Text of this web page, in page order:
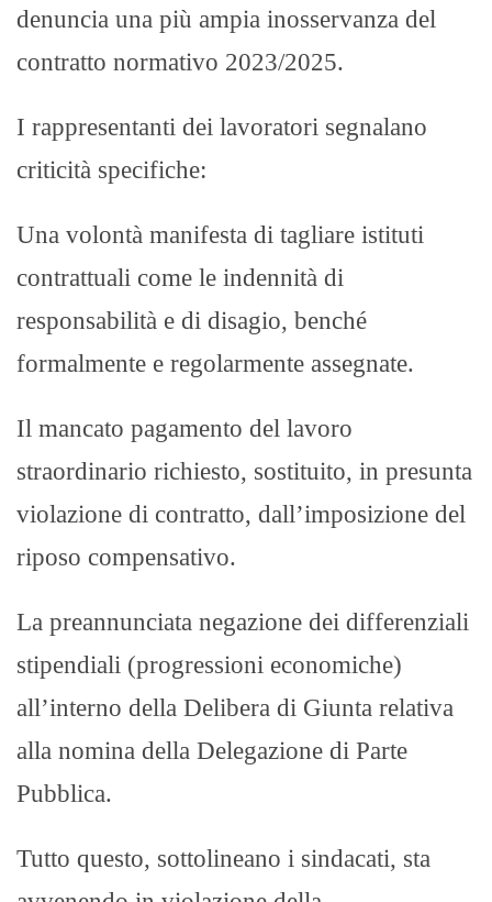
denuncia una più ampia inosservanza del
contratto normativo 2023/2025.
I rappresentanti dei lavoratori segnalano
criticità specifiche: ​
Una volontà manifesta di tagliare istituti
contrattuali come le indennità di
responsabilità e di disagio, benché
formalmente e regolarmente assegnate.
​Il mancato pagamento del lavoro
straordinario richiesto, sostituito, in presunta
violazione di contratto, dall’imposizione del
riposo compensativo. ​
La preannunciata negazione dei differenziali
stipendiali (progressioni economiche)
all’interno della Delibera di Giunta relativa
alla nomina della Delegazione di Parte
Pubblica. ​
Tutto questo, sottolineano i sindacati, sta